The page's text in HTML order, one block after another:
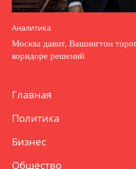
Аналитика
Москва давит, Вашингтон
коридоре решений
Главная
Политика
Бизнес
Общество